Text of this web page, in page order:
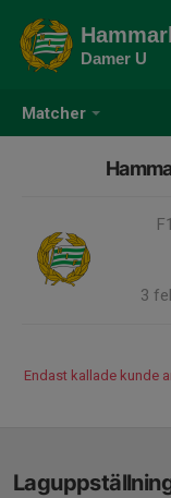
Matcher
Damer U
3
Endast kallade kunde